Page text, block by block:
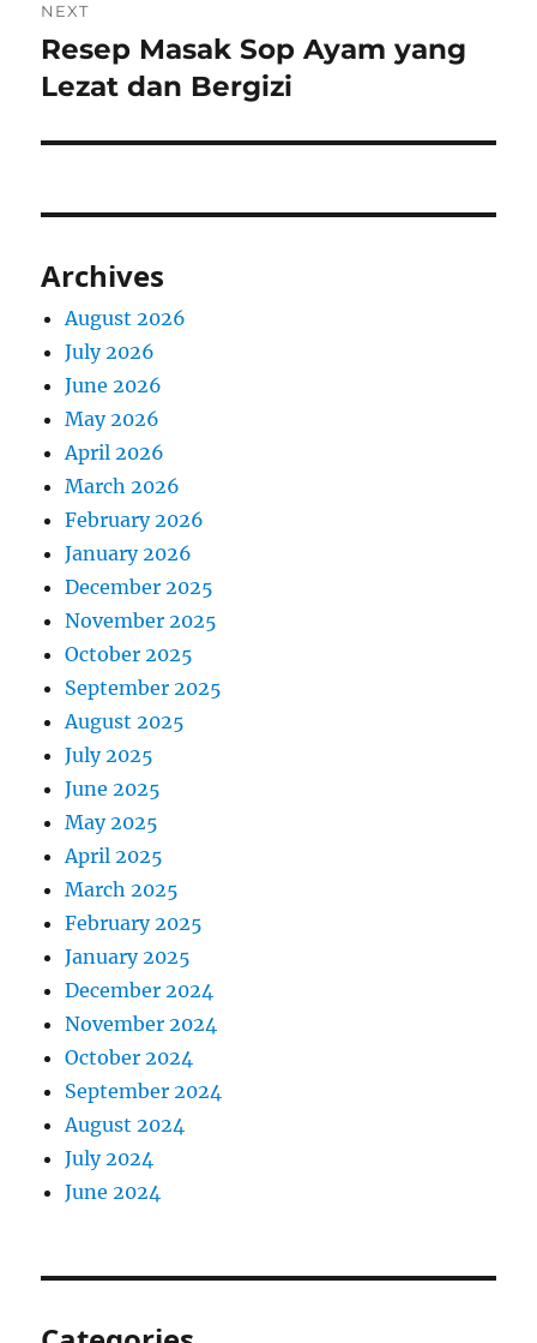
NEXT
Next
post:
Resep Masak Sop Ayam yang
Lezat dan Bergizi
Archives
August 2026
July 2026
June 2026
May 2026
April 2026
March 2026
February 2026
January 2026
December 2025
November 2025
October 2025
September 2025
August 2025
July 2025
June 2025
May 2025
April 2025
March 2025
February 2025
January 2025
December 2024
November 2024
October 2024
September 2024
August 2024
July 2024
June 2024